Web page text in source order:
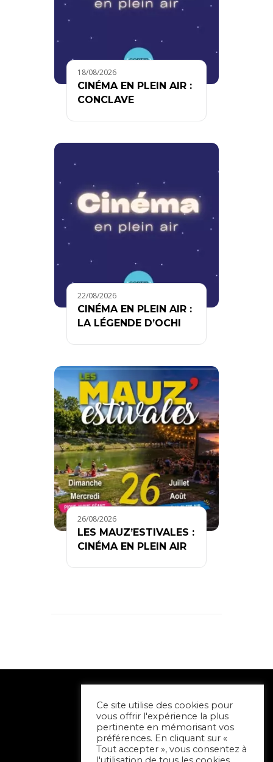
18/08/2026
CINÉMA EN PLEIN AIR :
CONCLAVE
22/08/2026
CINÉMA EN PLEIN AIR :
LA LÉGENDE D’OCHI
26/08/2026
LES MAUZ’ESTIVALES :
CINÉMA EN PLEIN AIR
Ce site utilise des cookies pour
vous offrir l'expérience la plus
pertinente en mémorisant vos
préférences. En cliquant sur «
Tout accepter », vous consentez à